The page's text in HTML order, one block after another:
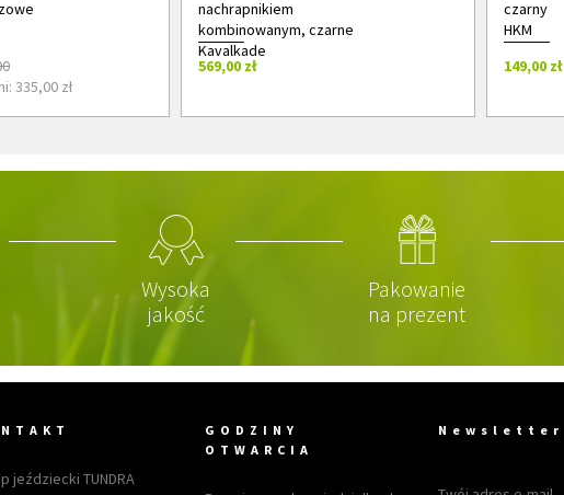
335,00 zł
nachrapnikiem
kombinowanym, czarne
Kavalkade
569,00 zł
czarny
HKM
149,00 zł
Wysoka
jakość
Pakowanie
na prezent
jeździecki TUNDRA
GODZINY
OTWARCIA
Newsletter